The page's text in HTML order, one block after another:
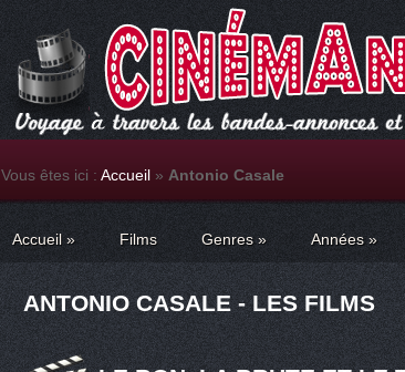
Vous êtes ici : Accueil » Antonio Casale
Accueil » Films Genres» Années »
ANTONIO CASALE - LES FILMS